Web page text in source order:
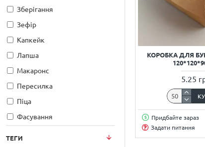
Зберігання
Зефір
Капкейк
Лапша
Макаронс
Пересилка
Піца
Фасування
ТЕГИ
КОРОБКА ДЛЯ
5.25
Придбайте зараз
Задати питання